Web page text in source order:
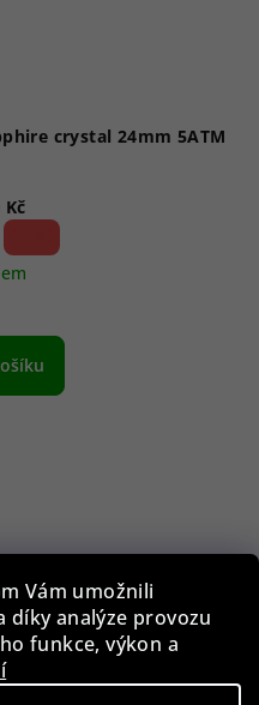
Vám umožnili
analýze provozu
funkce, výkon a
crystal 24mm 5ATM
Kč